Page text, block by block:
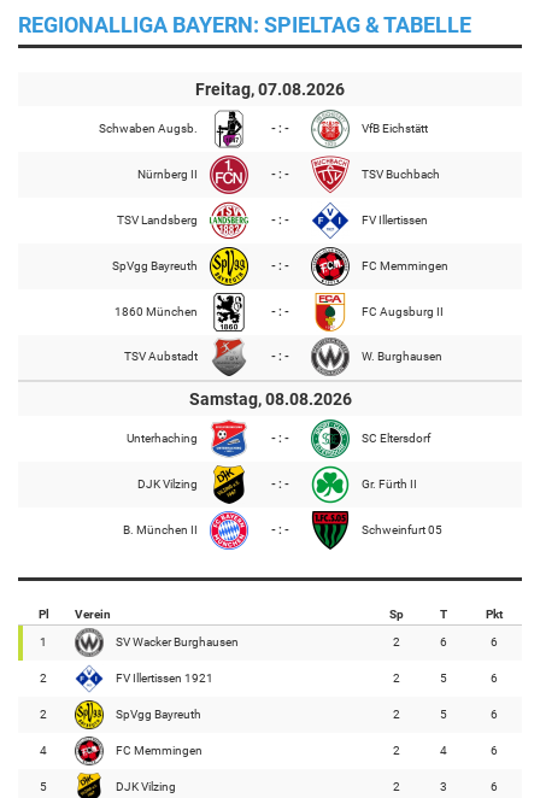
REGIONALLIGA BAYERN: SPIELTAG & TABELLE
Freitag, 07.08.2026
Schwaben Augsb. - : - VfB Eichstätt
Nürnberg II - : - TSV Buchbach
TSV Landsberg - : - FV Illertissen
SpVgg Bayreuth - : - FC Memmingen
1860 München - : - FC Augsburg II
TSV Aubstadt - : - W. Burghausen
Samstag, 08.08.2026
Unterhaching - : - SC Eltersdorf
DJK Vilzing - : - Gr. Fürth II
B. München II - : - Schweinfurt 05
Pl Verein Sp T Pkt
1 SV Wacker Burghausen 2 6 6
2 FV Illertissen 1921 2 5 6
2 SpVgg Bayreuth 2 5 6
4 FC Memmingen 2 4 6
5 DJK Vilzing 2 3 6